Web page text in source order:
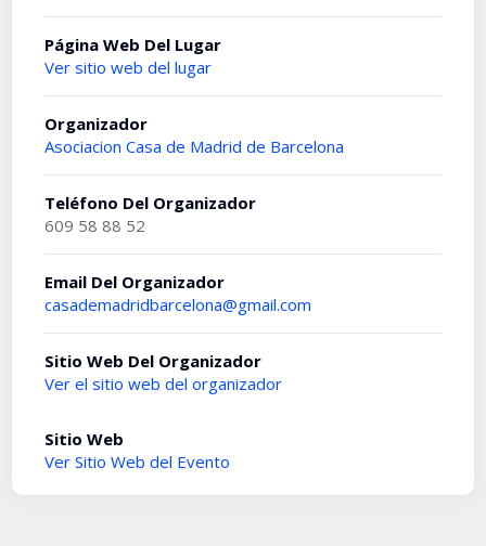
Página Web Del Lugar
Ver sitio web del lugar
Organizador
Asociacion Casa de Madrid de Barcelona
Teléfono Del Organizador
609 58 88 52
Email Del Organizador
casademadridbarcelona@gmail.com
Sitio Web Del Organizador
Ver el sitio web del organizador
Sitio Web
Ver Sitio Web del Evento